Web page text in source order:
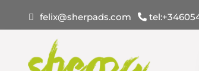
felix@sherpads.com